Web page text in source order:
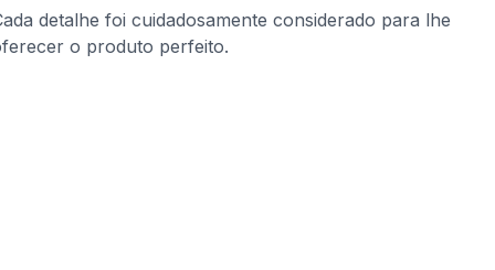
detalhe foi cuidadosamente considerado para lhe
o produto perfeito.